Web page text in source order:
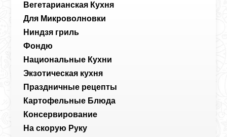
Вегетарианская Кухня
Для Микроволновки
Ниндзя гриль
Фондю
Национальные Кухни
Экзотическая кухня
Праздничные рецепты
Картофельные Блюда
Консервирование
На скорую Руку